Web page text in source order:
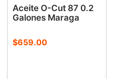
Aceite O-Cut 87 0.2
Galones Maraga
$659.00